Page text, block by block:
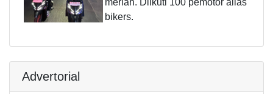
bikers.
Advertorial